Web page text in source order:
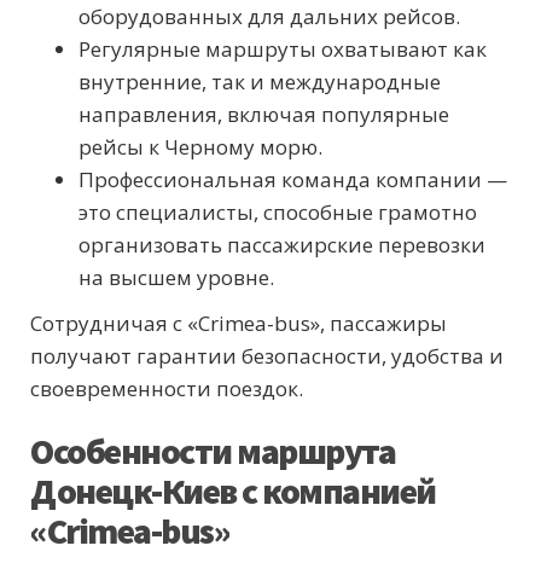
оборудованных для дальних рейсов.
Регулярные маршруты охватывают как
внутренние, так и международные
направления, включая популярные
рейсы к Черному морю.
Профессиональная команда компании —
это специалисты, способные грамотно
организовать пассажирские перевозки
на высшем уровне.
Сотрудничая с «Crimea-bus», пассажиры
получают гарантии безопасности, удобства и
своевременности поездок.
Особенности маршрута
Донецк-Киев с компанией
«Crimea-bus»